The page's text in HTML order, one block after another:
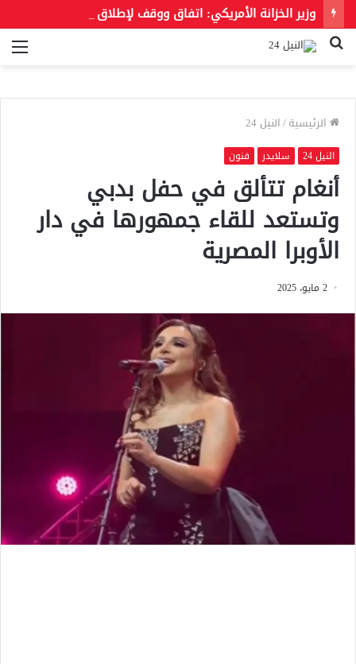
بحث
الرئيسية/النيل 24
النيل 24 سلايدر فنون
أنغام تتألق في حفل بدبي
وتستعد للقاء جمهورها في دار
الأوبرا المصرية
2 مايو، 2025